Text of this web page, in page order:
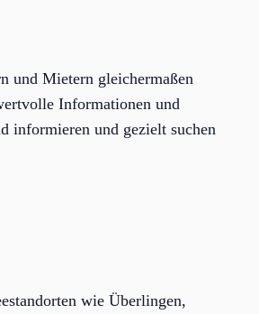
und Mietern gleichermaßen
Informationen und
informieren und gezielt suchen
wie Überlingen,